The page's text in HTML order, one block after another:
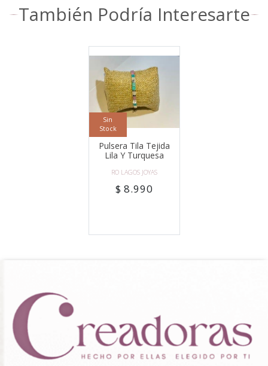
También Podría Interesarte
Sin
Stock
Pulsera Tila Tejida
Lila Y Turquesa
RO LAGOS JOYAS
$ 8.990